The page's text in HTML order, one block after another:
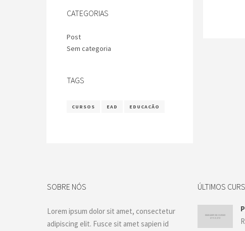
CATEGORIAS
Post
Sem categoria
TAGS
CURSOS EAD EDUCACÃO
SOBRE NÓS
Lorem ipsum dolor sit amet, consectetur
adipiscing elit. Fusce sit amet sapien id
ÚLTIMOS